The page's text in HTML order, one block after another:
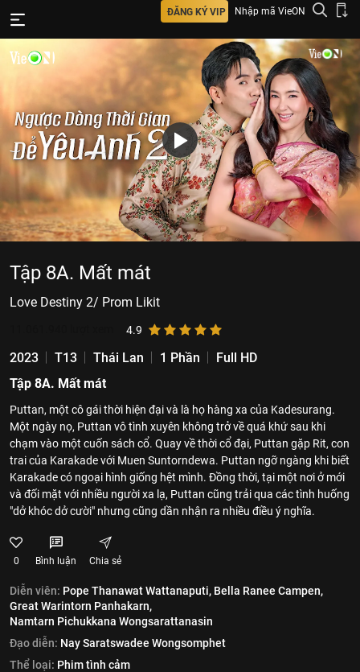
ĐĂNG KÝ VIP Nhập mã VieON
Tập 8A. Mất mát
Love Destiny 2/ Prom Likit
4.9
2023 T13 Thái Lan 1 Phần
Full HD
Tập 8A. Mất mát
Puttan, một cô gái thời hiện đại và là họ hàng xa của Kadesurang.
Một ngày nọ, Puttan vô tình xuyên không trở về quá khứ sau khi
chạm vào một cuốn sách cổ. Quay về thời cổ đại, Puttan gặp Rit, con
trai của Karakade với Muen Suntorndewa. Puttan ngỡ ngàng khi biết
Karakade có ngoại hình giống hệt mình. Đồng thời, tại một nơi ở mới
và đối mặt với nhiều người xa lạ, Puttan cũng trải qua các tình huống
"dở khóc dở cười" nhưng cũng dần nhận ra nhiều điều ý nghĩa.
0 Bình luận Chia sẻ
Diễn viên: Pope Thanawat Wattanaputi, Bella Ranee Campen,
Great Warintorn Panhakarn,
Namtarn Pichukkana Wongsarattanasin
Đạo diễn: Nay Saratswadee Wongsomphet
Thể loại: Phim tình cảm